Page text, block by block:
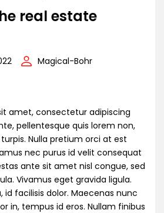
real estate
Magical-Bohr
amet, consectetur adipiscing
pellentesque quis lorem non,
Nulla pretium orci at est
nec purus id velit consequat
ante sit amet nisl congue, sed
Vivamus eget gravida ligula.
id facilisis dolor. Maecenas nunc
in, tempus id eros. Nullam finibus